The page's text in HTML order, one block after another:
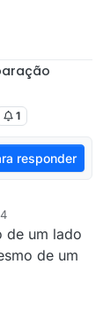
1
responder
de um lado
de um